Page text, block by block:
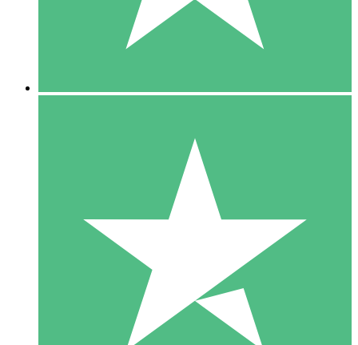
10
US$1500
10 Download
20